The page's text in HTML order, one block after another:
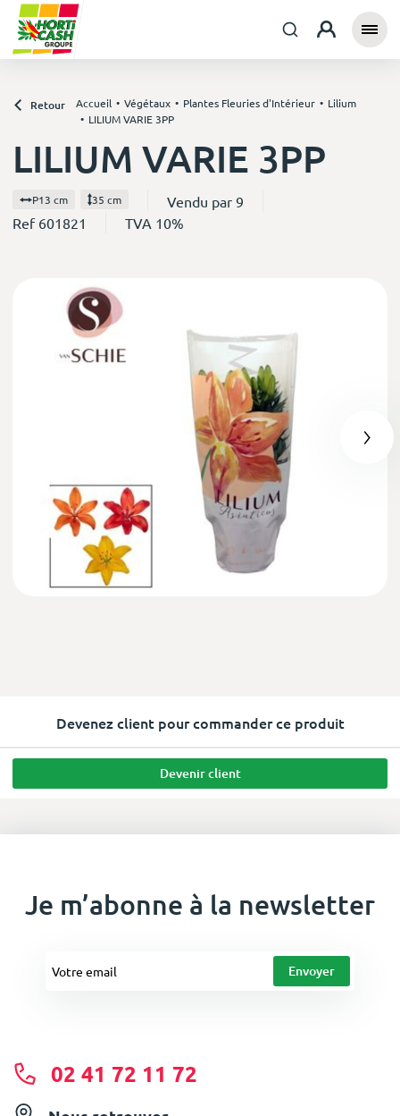
Retour Accueil Végétaux Plantes Fleuries d'Intérieur
Lilium
LILIUM VARIE 3PP
LILIUM VARIE 3PP
P13 cm 35 cm
Vendu par 9
Ref 601821
TVA 10%
Devenez client pour commander ce produit
Devenir client
Je m’abonne à la newsletter
02 41 72 11 72